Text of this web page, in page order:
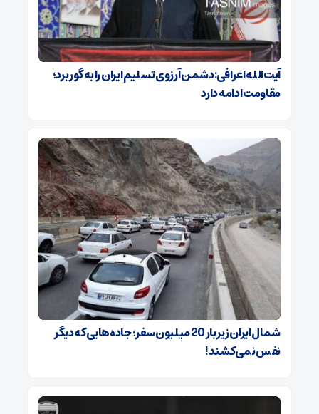
آیت‌الله اعرافی:دشمن آرزوی تسلیم ایران را به گور برد؛
مقاومت ادامه دارد
شمال ایران زیر بار 20 میلیون سفر؛ جاده‌هایی که دیگر
نفس نمی‌کشند!